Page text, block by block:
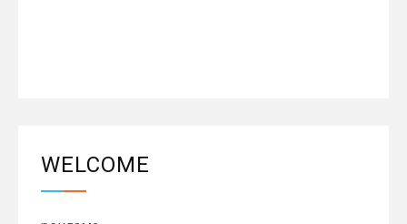
WELCOME